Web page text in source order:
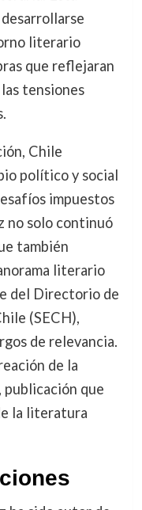
literario
que reflejaran
tensiones
Chile
político y social
impuestos
no solo continuó
también
literario
del Directorio de
(SECH),
de relevancia.
de la
publicación que
la literatura